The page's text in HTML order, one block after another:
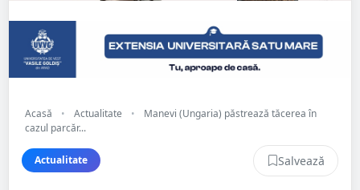
Acasă • Actualitate •
Manevi (Ungaria) păstrează tăcerea în
cazul parcăr...
Actualitate Salvează